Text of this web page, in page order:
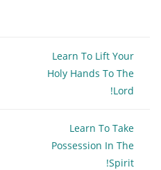
Learn To Lift Your
Holy Hands To The
Lord!
Learn To Take
Possession In The
Spirit!